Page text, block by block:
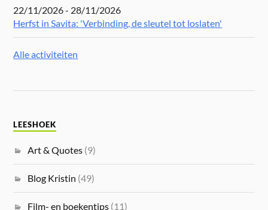
22/11/2026 - 28/11/2026
Herfst in Savita: 'Verbinding, de sleutel tot loslaten'
Alle activiteiten
LEESHOEK
Art & Quotes (9)
Blog Kristin (49)
Film- en boekentips (11)